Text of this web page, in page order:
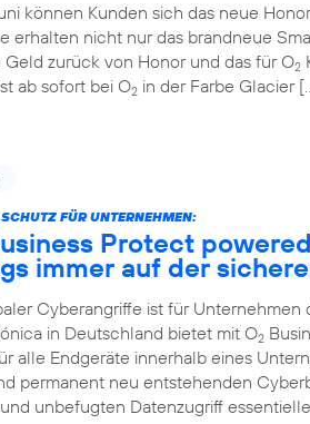
können Kunden sich das neue
erhalten nicht nur das brandneue
Geld zurück von Honor und das für O2
ab sofort bei O2 in der Farbe Glacier
FÜR UNTERNEHMEN:
Protect
immer auf der
Cyberangriffe ist für
in Deutschland bietet mit O2
alle Endgeräte innerhalb eines
permanent neu entstehenden
unbefugten Datenzugriff